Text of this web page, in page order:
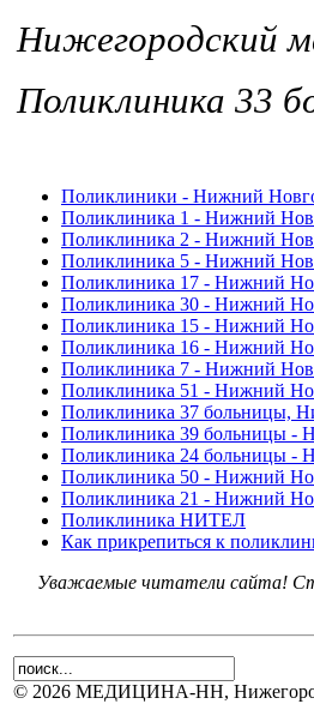
Нижегородский
Поликлиника 33
Поликлиники - Нижний
Поликлиника 1 - Нижний
Поликлиника 2 - Нижний
Поликлиника 5 - Нижний
Поликлиника 17 - Нижний
Поликлиника 30 - Нижний
Поликлиника 15 - Нижний
Поликлиника 16 - Нижний
Поликлиника 7 - Нижний
Поликлиника 51 - Нижний
Поликлиника 37 больницы,
Поликлиника 39 больницы -
Поликлиника 24 больницы -
Поликлиника 50 - Нижний
Поликлиника 21 - Нижний
Поликлиника НИТЕЛ
Как прикрепиться к
Уважаемые читатели сайта!
© 2026 МЕДИЦИНА-НН,